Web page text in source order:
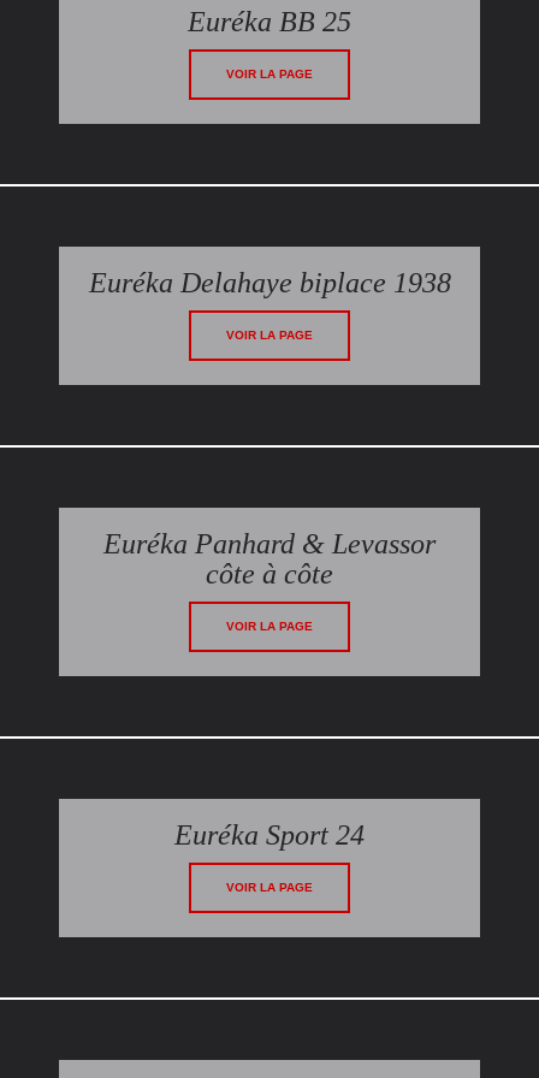
Euréka BB 25
VOIR LA PAGE
Euréka Delahaye biplace 1938
VOIR LA PAGE
Euréka Panhard & Levassor
côte à côte
VOIR LA PAGE
Euréka Sport 24
VOIR LA PAGE